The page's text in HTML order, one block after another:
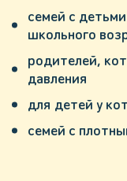
семей с
школьного
родителей,
давления
для детей у
семей с